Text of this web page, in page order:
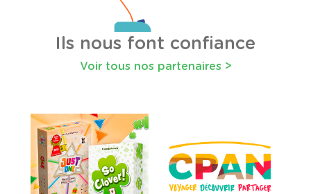
Ils nous font confiance
Voir tous nos partenaires >